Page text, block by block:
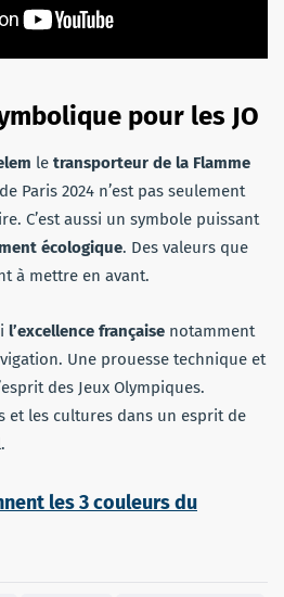
pour les JO
le transporteur de la Flamme
Paris 2024 n’est pas seulement
C’est aussi un symbole puissant
écologique. Des valeurs que
à mettre en avant.
l’excellence française notamment
Une prouesse technique et
des Jeux Olympiques.
et les cultures dans un esprit de
les 3 couleurs du